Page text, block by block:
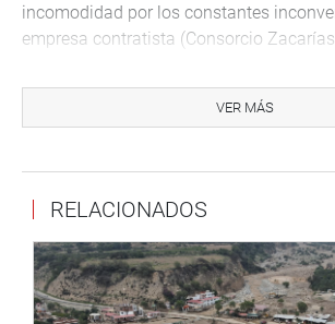
incomodidad por los constantes
empresa contratista (Consorcio
44.52% de avance y se cuenta con solo
que es lo que permite la empresa para
manifestaron que actualmente cumplen
con todo lo exigido, pero necesitan
equipos. Manifestaron también que el
de Inversiones en Salud – Pronis no le
empresa por lo que la única
VER MÁS
RELACIONADOS